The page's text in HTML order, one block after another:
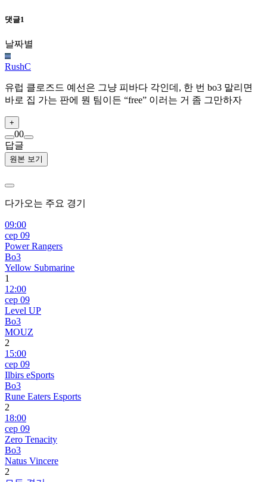
댓글1
날짜별
RushC
유럽 클로즈드 예선은 그냥 피바다 각인데, 한 번 bo3 말리면
바로 집 가는 판에 뭔 팀이든 “free” 이러는 거 좀 그만하자
+
00
답글
원본 보기
다가오는 주요 경기
09:00
сер 09
Power Rangers
Bo3
Yellow Submarine
1
12:00
сер 09
Level UP
Bo3
MOUZ
2
15:00
сер 09
Ilbirs eSports
Bo3
Rune Eaters Esports
2
18:00
сер 09
Zero Tenacity
Bo3
Natus Vincere
2